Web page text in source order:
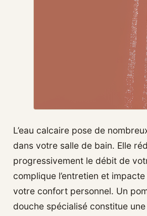
L’eau calcaire pose de
dans votre salle de bain. Elle
progressivement le débit de
complique l’entretien et
votre confort personnel. Un
douche spécialisé constitue